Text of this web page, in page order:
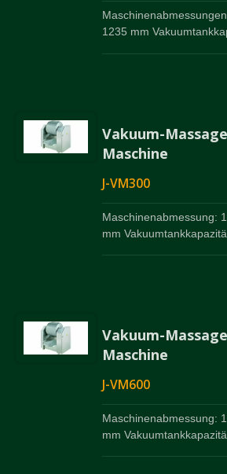
1235 mm
Vakuum-
Maschine
J-VM300
Maschinenabmessung:
mm
Vakuum-
Maschine
J-VM600
Maschinenabmessung:
mm